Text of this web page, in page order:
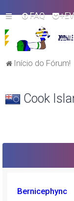
FAQ
Início do Fórum!
Cook
Bernicephync